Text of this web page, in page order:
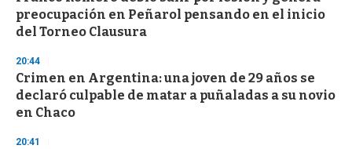
preocupación en Peñarol pensando en el inicio
del Torneo Clausura
20:44
Crimen en Argentina: una joven de 29 años se
declaró culpable de matar a puñaladas a su novio
en Chaco
20:41